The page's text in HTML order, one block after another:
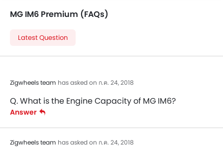
MG IM6 Premium (FAQs)
Latest Question
Zigwheels team has asked on ก.ค. 24, 2018
Q. What is the Engine Capacity of MG IM6?
Answer
Zigwheels team has asked on ก.ค. 24, 2018